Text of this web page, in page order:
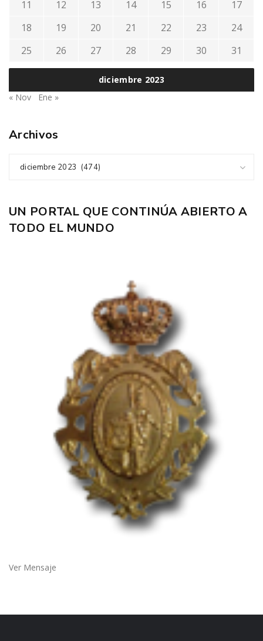
diciembre 2023
11
12 13 14 15 16
17
18
19 20 21 22 23
24
25
26 27 28 29 30 31
« Nov Ene »
Archivos
diciembre 2023 (474)
UN PORTAL QUE CONTINÚA ABIERTO A
TODO EL MUNDO
Ver Mensaje